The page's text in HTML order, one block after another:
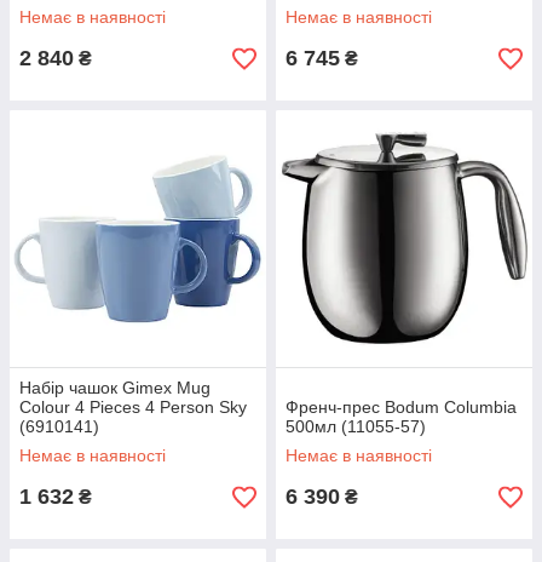
Немає в наявності
2 840 ₴
Немає в наявності
6 745 ₴
Набір чашок Gimex Mug
Colour 4 Pieces 4 Person Sky
(6910141)
Немає в наявності
1 632 ₴
Френч-прес Bodum Columbia
500мл (11055-57)
Немає в наявності
6 390 ₴